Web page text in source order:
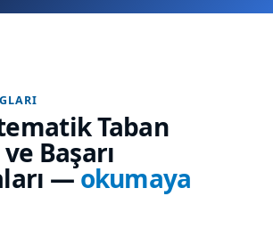
Taban
Başarı
—okumaya